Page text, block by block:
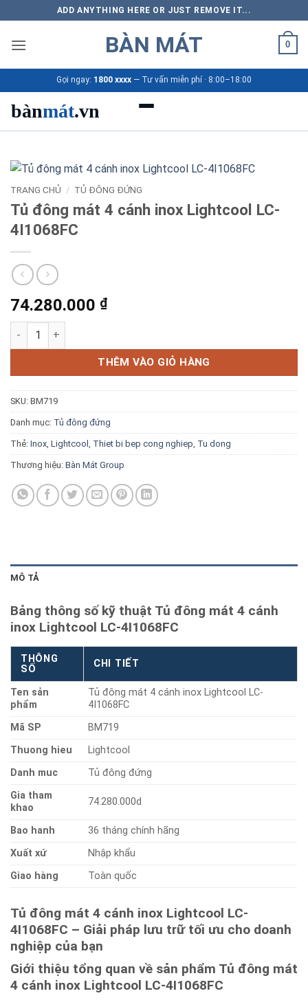
qua
nội
ADD ANYTHING HERE OR JUST REMOVE IT...
BÀN MÁT 0
Gọi ngay: 1800 xxxx — Tư vấn miễn phí · 8:00–18:00
bànmát.vn
Sản phẩm
Thương hiệu
Bảng giá 2026
Ứng dụng
Blog kiến thức
TRANG CHỦ / TỦ ĐÔNG ĐỨNG
Tủ đông mát 4 cánh inox Lightcool LC-
4I1068FC
74.280.000 ₫
Tủ đông mát 4 cánh inox Lightcool LC-4I1068FC số lượng
THÊM VÀO GIỎ HÀNG
SKU: BM719
Danh mục: Tủ đông đứng
Thẻ: Inox Lightcool Thiet bi bep cong nghiep Tu dong
Thương hiệu: Bàn Mát Group
MÔ TẢ
Bảng thông số kỹ thuật Tủ đông mát 4 cánh
inox Lightcool LC-4I1068FC
THÔNG
SỐ
CHI TIẾT
Ten sản
phẩm
Tủ đông mát 4 cánh inox Lightcool LC-
4I1068FC
Mã SP
BM719
Thuong hieu
Lightcool
Danh muc
Tủ đông đứng
Gia tham
khao
74.280.000d
Bao hanh
36 tháng chính hãng
Xuất xứ
Nhập khẩu
Giao hàng
Toàn quốc
Tủ đông mát 4 cánh inox Lightcool LC-
4I1068FC – Giải pháp lưu trữ tối ưu cho doanh
nghiệp của bạn
Giới thiệu tổng quan về sản phẩm Tủ đông mát
4 cánh inox Lightcool LC-4I1068FC